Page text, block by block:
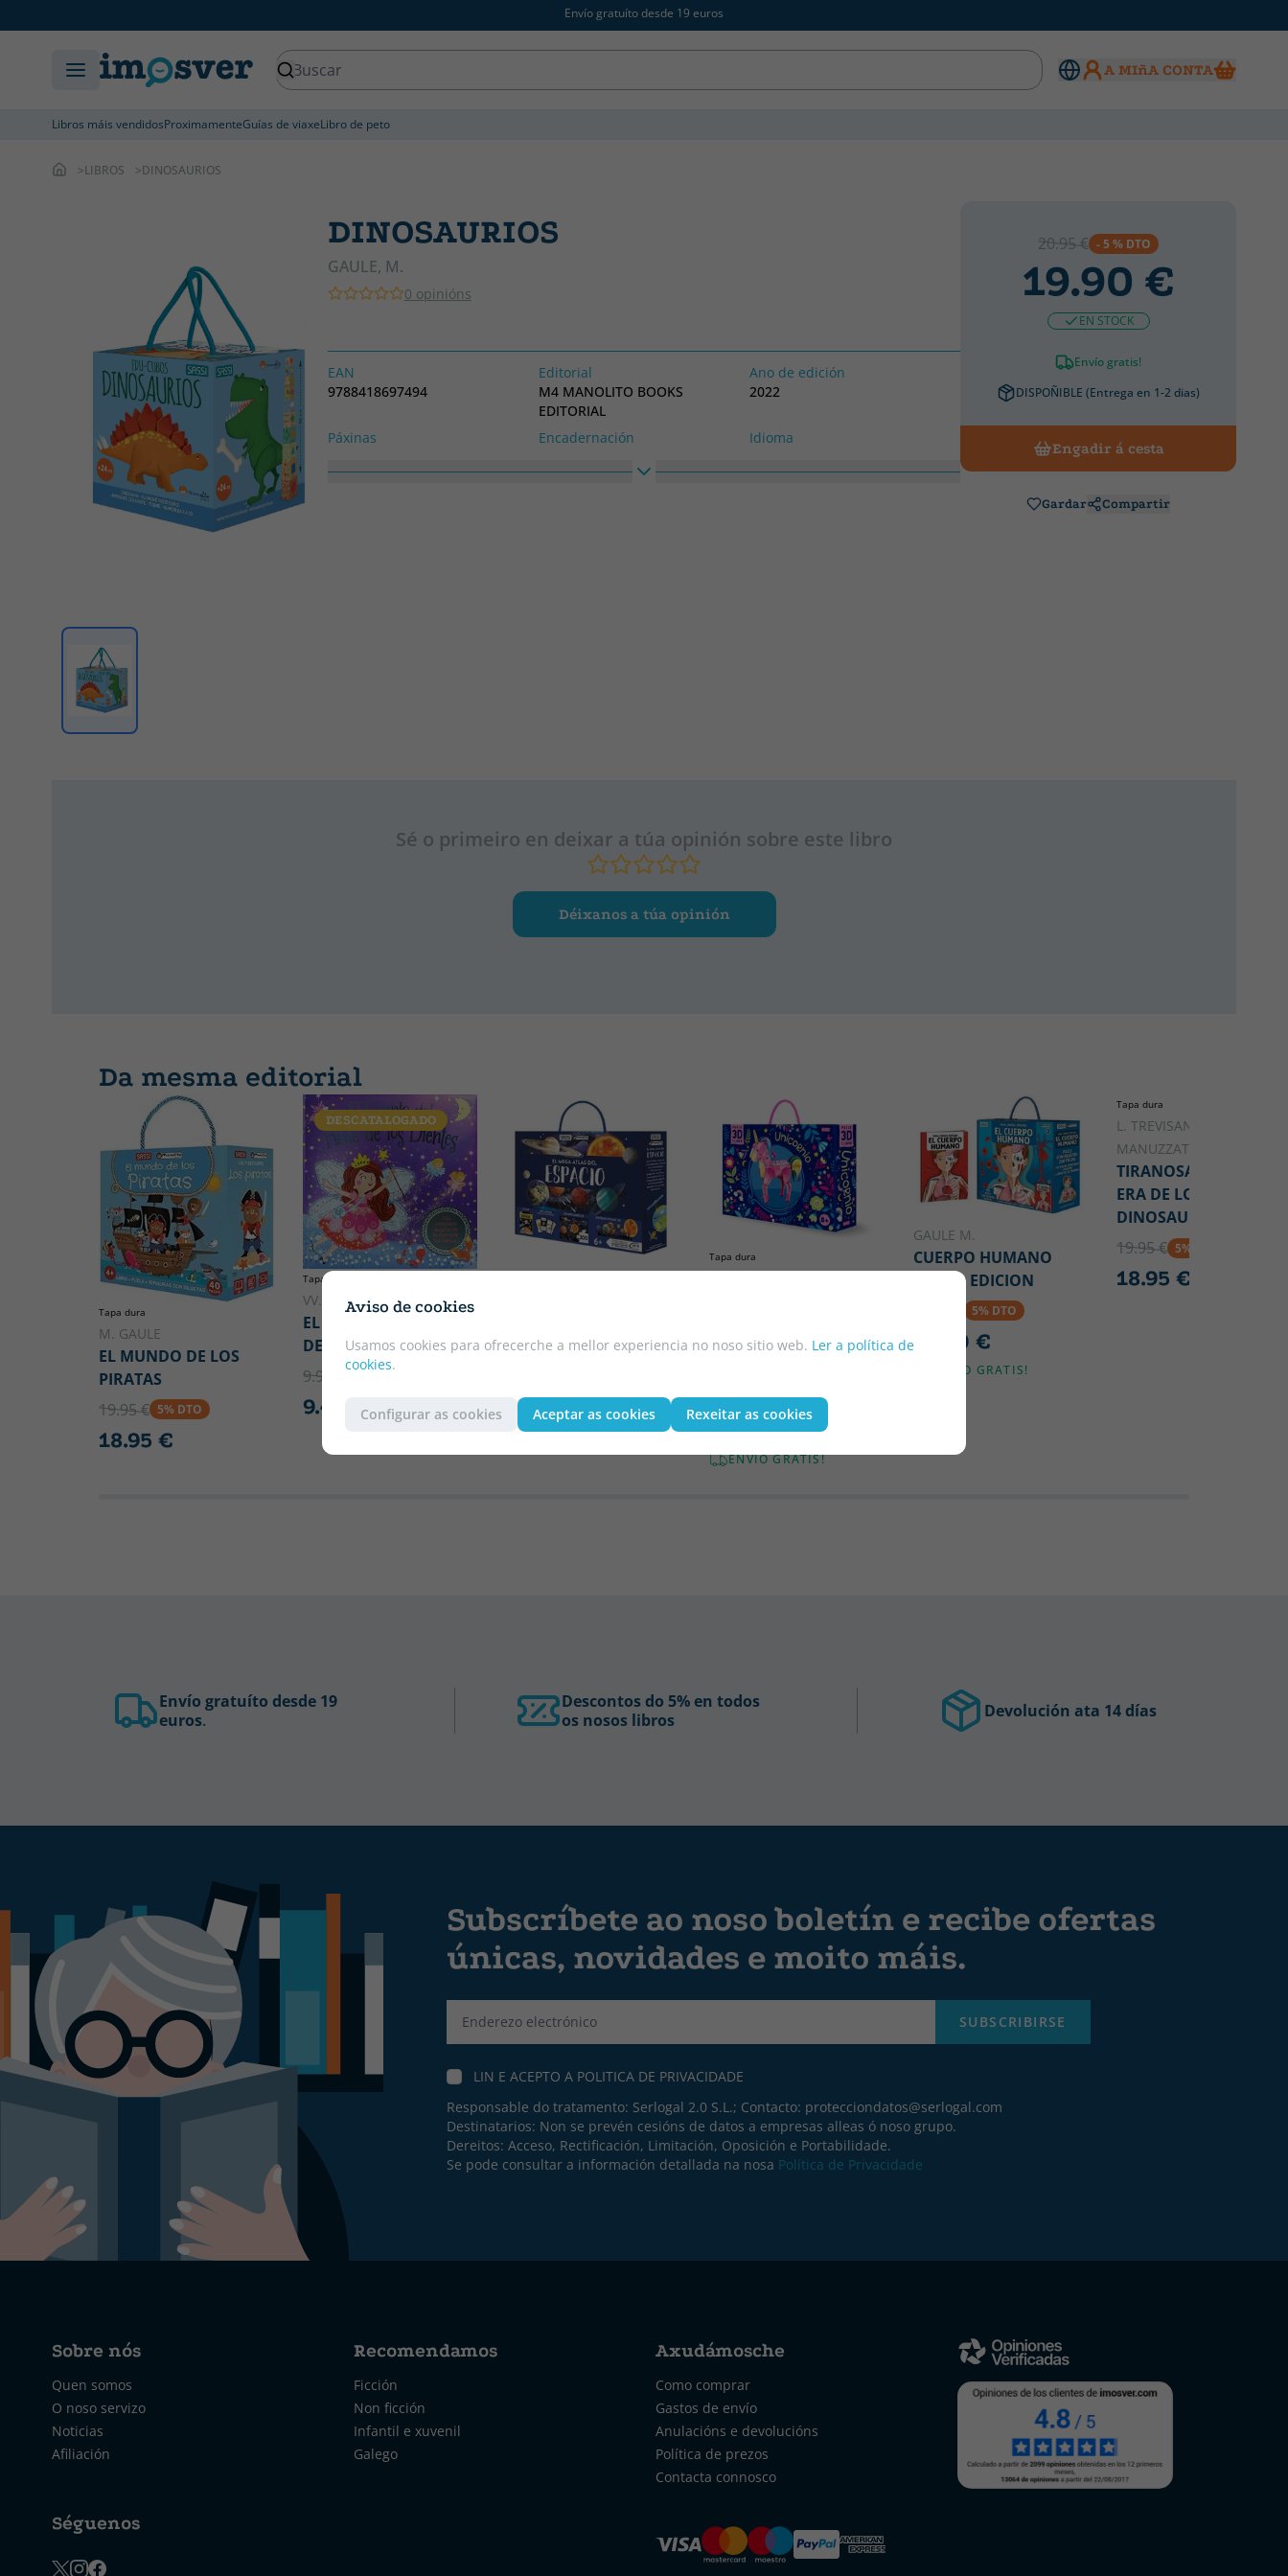
Envío gratuíto desde 19 euros
A MIñA CONTA
Libros máis vendidosProximamenteGuías de viaxeLibro de peto
Aviso de cookies
Usamos cookies para ofrecerche a mellor experiencia no noso sitio web. Ler a política de
cookies.
Configurar as cookies Aceptar as cookies Rexeitar as cookies
LIBROS DINOSAURIOS
DINOSAURIOS
GAULE, M.
0 opinións
EAN
9788418697494
Editorial
M4 MANOLITO BOOKS
EDITORIAL
Ano de edición
2022
Páxinas
Encadernación
Idioma
20.95 € - 5 % DTO
19.90 €
EN STOCK
Envío gratis!
DISPOÑIBLE (Entrega en 1-2 dias)
Engadir á cesta
Gardar Compartir
Sé o primeiro en deixar a túa opinión sobre este libro
Déixanos a túa opinión
Da mesma editorial
Tapa dura
M. GAULE
EL MUNDO DE LOS
PIRATAS
19.95 € 5% DTO
18.95 €
DESCATALOGADO
Tapa dura
VV.AA.
EL CUENTO DEL HADA
DE LOS DIENTES
9.95 €
9.45 €
29.95 €
5% DTO
ENVÍO GRATIS!
Tapa dura
MAQUETA. EDIC.
24.95 € 5% DTO
23.70 €
ENVÍO GRATIS!
GAULE M.
CUERPO HUMANO
NUEVA EDICION
5% DTO
21.80 €
ENVÍO GRATIS!
Tapa dura
L. TREVISAN, V.
MANUZZATO, A.BORGO
TIRANOSAURIO, LA
ERA DE LOS
DINOSAURIO T- REX
19.95 € 5% DTO
18.95 €
Envío gratuíto desde 19
euros.
Descontos do 5% en todos
os nosos libros
Devolución ata 14 días
Subscríbete ao noso boletín e recibe ofertas
únicas, novidades e moito máis.
SUBSCRIBIRSE
LIN E ACEPTO A POLITICA DE PRIVACIDADE
Responsable do tratamento: Serlogal 2.0 S.L.; Contacto: protecciondatos@serlogal.com
Destinatarios: Non se prevén cesións de datos a empresas alleas ó noso grupo.
Dereitos: Acceso, Rectificación, Limitación, Oposición e Portabilidade.
Se pode consultar a información detallada na nosa Política de Privacidade
Sobre nós
Quen somos
O noso servizo
Noticias
Afiliación
Séguenos
Recomendamos
Ficción
Non ficción
Infantil e xuvenil
Galego
Axudámosche
Como comprar
Gastos de envío
Anulacións e devolucións
Política de prezos
Contacta connosco